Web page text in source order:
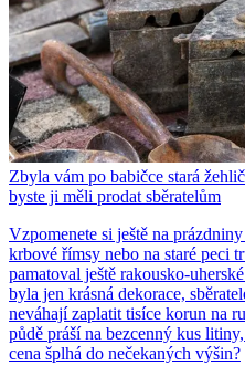
Zbyla vám po babičce stará
byste ji měli prodat sběratelům
Vzpomenete si ještě na
krbové římsy nebo na staré peci
pamatoval ještě rakousko-
byla jen krásná dekorace,
neváhají zaplatit tisíce korun na
půdě práší na bezcenný kus
cena šplhá do nečekaných výšin?